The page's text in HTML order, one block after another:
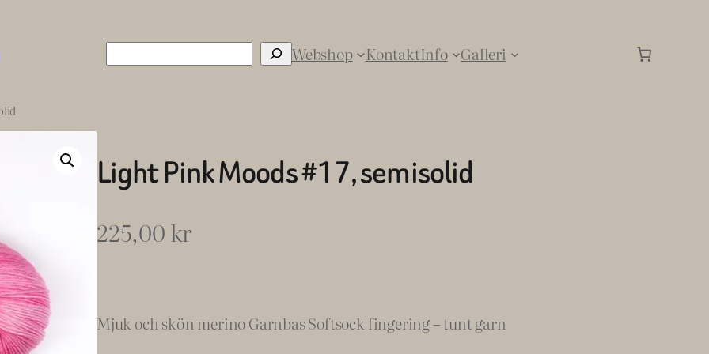
Webshop KontaktInfo Galleri
Light Pink Moods #17, semisolid
225,00kr
Mjuk och skön merino Garnbas Softsock fingering – tunt garn